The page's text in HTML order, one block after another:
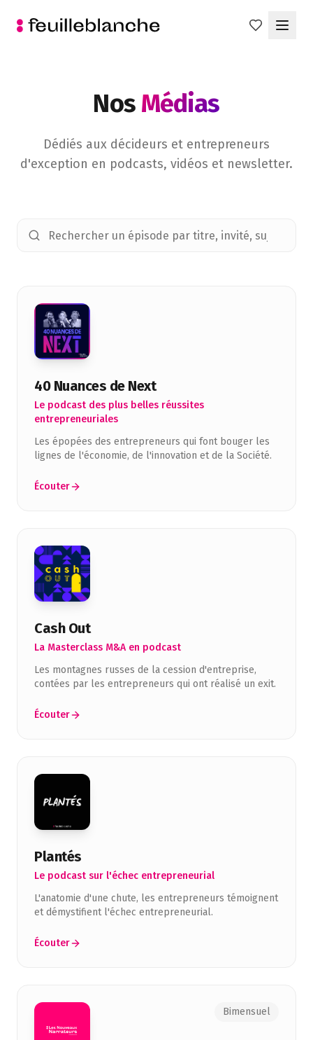
Nos Médias
Dédiés aux décideurs et entrepreneurs
d'exception en podcasts, vidéos et newsletter.
40 Nuances de Next
Le podcast des plus belles réussites
entrepreneuriales
Les épopées des entrepreneurs qui font bouger les
lignes de l'économie, de l'innovation et de la Société.
Écouter
Cash Out
La Masterclass M&A en podcast
Les montagnes russes de la cession d'entreprise,
contées par les entrepreneurs qui ont réalisé un exit.
Écouter
Plantés
Le podcast sur l'échec entrepreneurial
L'anatomie d'une chute, les entrepreneurs témoignent
et démystifient l'échec entrepreneurial.
Écouter
Bimensuel